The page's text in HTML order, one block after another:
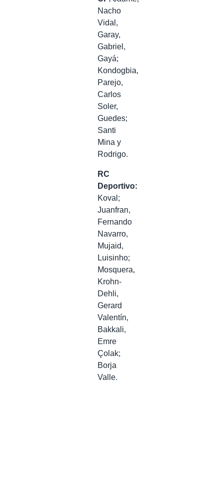
Nacho
Vidal,
Garay,
Gabriel,
Gayá;
Kondogbia,
Parejo,
Carlos
Soler,
Guedes;
Santi
Mina y
Rodrigo.
RC
Deportivo:
Koval;
Juanfran,
Fernando
Navarro,
Mujaid,
Luisinho;
Mosquera,
Krohn-
Dehli,
Gerard
Valentín,
Bakkali,
Emre
Çolak;
Borja
Valle.